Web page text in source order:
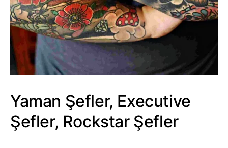
Yaman Şefler, Executive
Şefler, Rockstar Şefler